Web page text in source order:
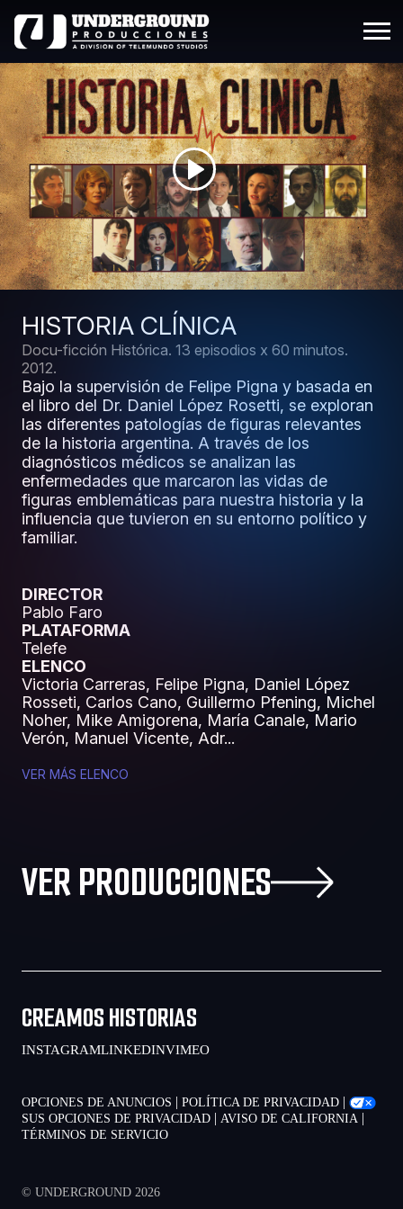
HISTORIA CLÍNICA
Docu-ficción Histórica. 13 episodios x 60 minutos.
2012.
Bajo la supervisión de Felipe Pigna y basada en
el libro del Dr. Daniel López Rosetti, se exploran
las diferentes patologías de figuras relevantes
de la historia argentina. A través de los
diagnósticos médicos se analizan las
enfermedades que marcaron las vidas de
figuras emblemáticas para nuestra historia y la
influencia que tuvieron en su entorno político y
familiar.
DIRECTOR
Pablo Faro
PLATAFORMA
Telefe
ELENCO
Victoria Carreras, Felipe Pigna, Daniel López
Rosseti, Carlos Cano, Guillermo Pfening, Michel
Noher, Mike Amigorena, María Canale, Mario
Verón, Manuel Vicente, Adr...
VER MÁS ELENCO
VER PRODUCCIONES
CREAMOS HISTORIAS
INSTAGRAMLINKEDINVIMEO
OPCIONES DE ANUNCIOS | POLÍTICA DE PRIVACIDAD |
SUS OPCIONES DE PRIVACIDAD | AVISO DE CALIFORNIA |
TÉRMINOS DE SERVICIO
© UNDERGROUND 2026